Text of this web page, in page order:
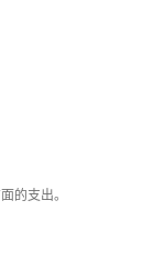
面的支出。